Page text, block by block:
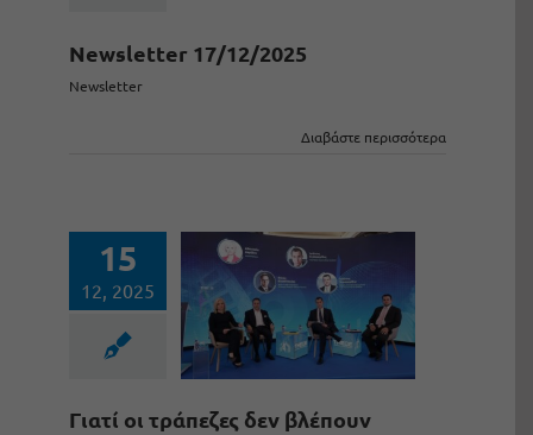
Newsletter 17/12/2025
Newsletter
Διαβάστε περισσότερα
15
12, 2025
Γιατί οι τράπεζες δεν βλέπουν